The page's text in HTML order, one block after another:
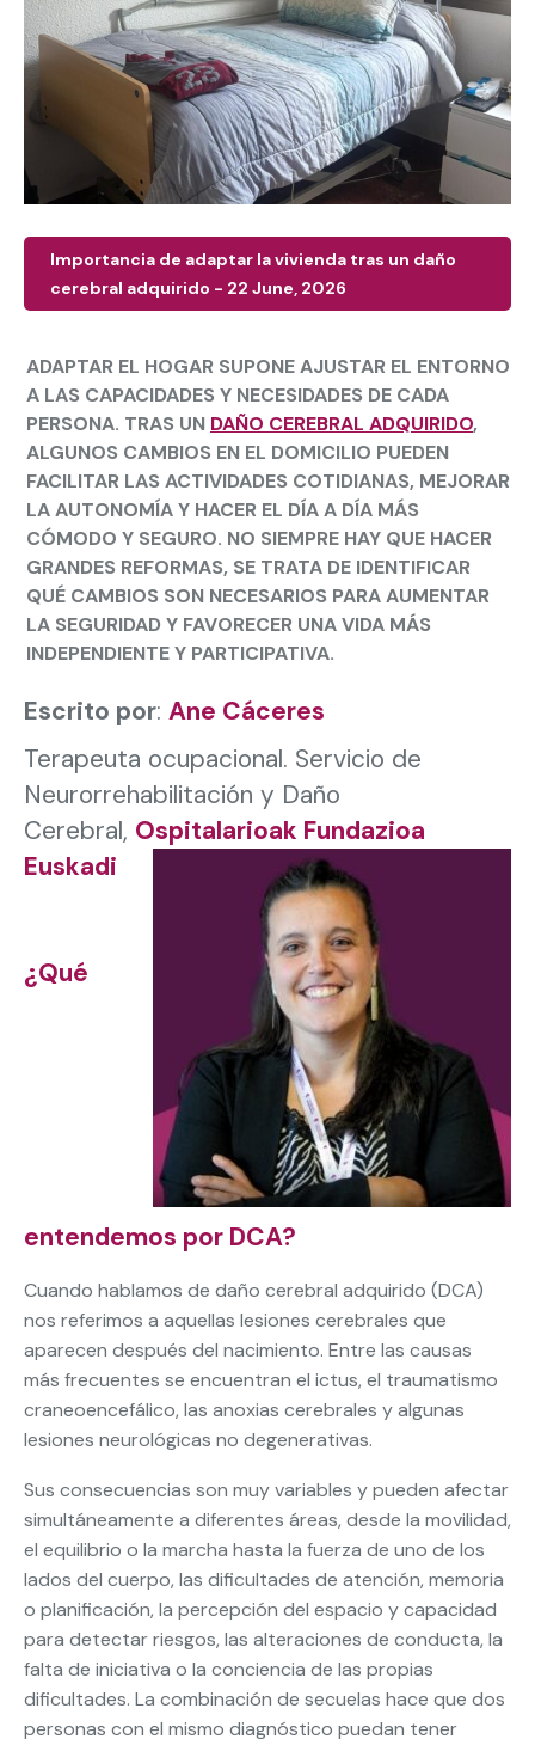
Importancia de adaptar la vivienda tras un daño
cerebral adquirido - 22 June, 2026
ADAPTAR EL HOGAR SUPONE AJUSTAR EL ENTORNO
A LAS CAPACIDADES Y NECESIDADES DE CADA
PERSONA. TRAS UN DAÑO CEREBRAL ADQUIRIDO,
ALGUNOS CAMBIOS EN EL DOMICILIO PUEDEN
FACILITAR LAS ACTIVIDADES COTIDIANAS, MEJORAR
LA AUTONOMÍA Y HACER EL DÍA A DÍA MÁS
CÓMODO Y SEGURO. NO SIEMPRE HAY QUE HACER
GRANDES REFORMAS, SE TRATA DE IDENTIFICAR
QUÉ CAMBIOS SON NECESARIOS PARA AUMENTAR
LA SEGURIDAD Y FAVORECER UNA VIDA MÁS
INDEPENDIENTE Y PARTICIPATIVA.
Escrito por: Ane Cáceres
Terapeuta ocupacional. Servicio de
Neurorrehabilitación y Daño
Cerebral, Ospitalarioak Fundazioa
Euskadi
¿Qué
entendemos por DCA?
Cuando hablamos de daño cerebral adquirido (DCA)
nos referimos a aquellas lesiones cerebrales que
aparecen después del nacimiento. Entre las causas
más frecuentes se encuentran el ictus, el traumatismo
craneoencefálico, las anoxias cerebrales y algunas
lesiones neurológicas no degenerativas.
Sus consecuencias son muy variables y pueden afectar
simultáneamente a diferentes áreas, desde la movilidad,
el equilibrio o la marcha hasta la fuerza de uno de los
lados del cuerpo, las dificultades de atención, memoria
o planificación, la percepción del espacio y capacidad
para detectar riesgos, las alteraciones de conducta, la
falta de iniciativa o la conciencia de las propias
dificultades. La combinación de secuelas hace que dos
personas con el mismo diagnóstico puedan tener